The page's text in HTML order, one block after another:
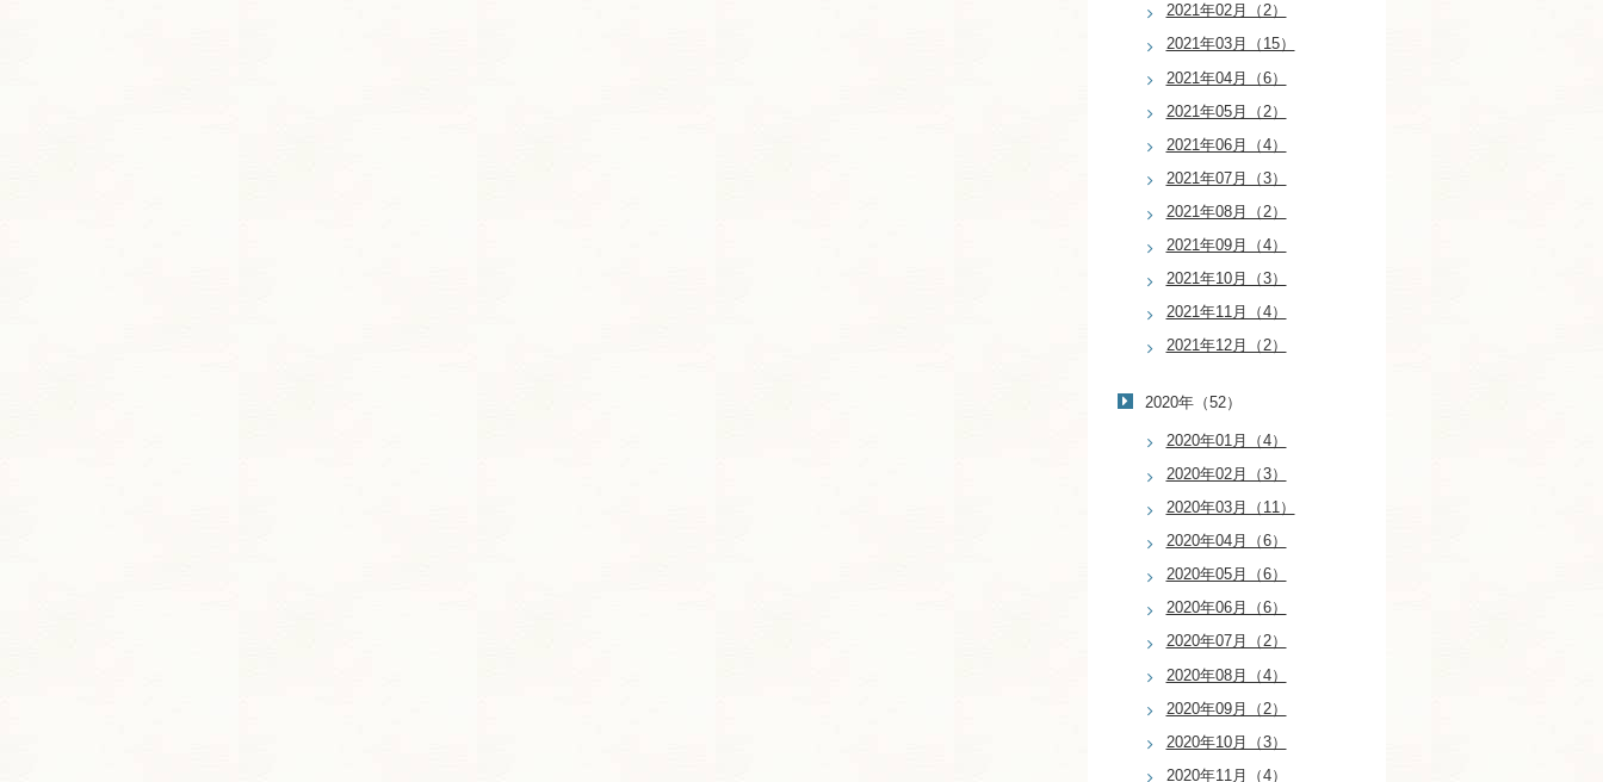
2021年02月（2）
2021年03月（15）
2021年04月（6）
2021年05月（2）
2021年06月（4）
2021年07月（3）
2021年08月（2）
2021年09月（4）
2021年10月（3）
2021年11月（4）
2021年12月（2）
2020年（52）
2020年01月（4）
2020年02月（3）
2020年03月（11）
2020年04月（6）
2020年05月（6）
2020年06月（6）
2020年07月（2）
2020年08月（4）
2020年09月（2）
2020年10月（3）
2020年11月（4）